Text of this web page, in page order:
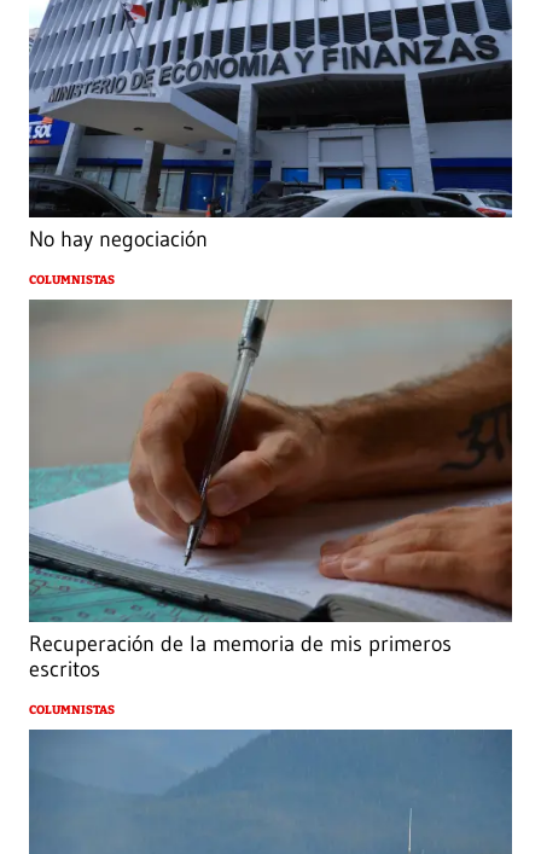
No hay negociación
COLUMNISTAS
Recuperación de la memoria de mis primeros
escritos
COLUMNISTAS